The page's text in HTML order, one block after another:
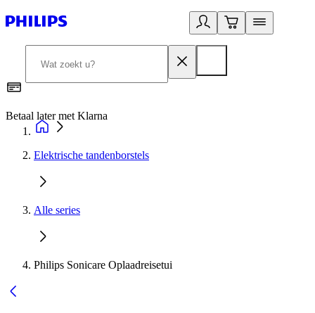
Betaal later met Klarna
Elektrische tandenborstels
Alle series
Philips Sonicare Oplaadreisetui